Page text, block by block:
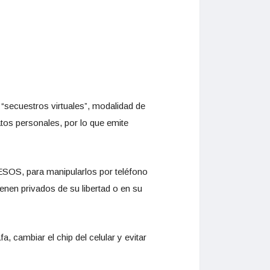
virtuales”, modalidad de
personales, por lo que emite
para manipularlos por teléfono
privados de su libertad o en su
cambiar el chip del celular y evitar